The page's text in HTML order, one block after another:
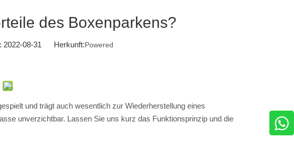
des Boxenparkens?
2022-08-31 Herkunft:Powered
und trägt auch wesentlich zur Wiederherstellung eines
unverzichtbar. Lassen Sie uns kurz das Funktionsprinzip und die